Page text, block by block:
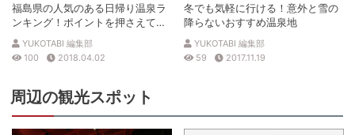
福島県の人気のある日帰り温泉ラ
ンキング！ポイントを押さえて魅
力を紹介！
YUKOTABI 編集部
100
2018.04.02
冬でも気軽に行ける！意外と雪の
降らないおすすめ温泉地
YUKOTABI 編集部
59
2017.11.19
周辺の観光スポット